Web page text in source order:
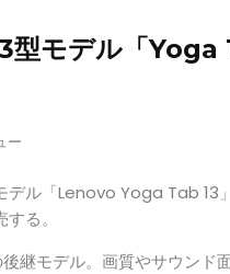
型モデル「Yoga
ー
ル「Lenovo Yoga Tab 13
る。
継モデル。画質やサウンド